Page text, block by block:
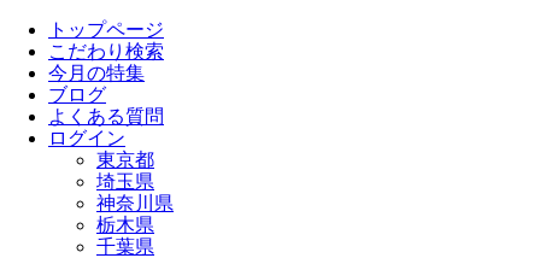
トップページ
こだわり検索
今月の特集
ブログ
よくある質問
ログイン
東京都
埼玉県
神奈川県
栃木県
千葉県